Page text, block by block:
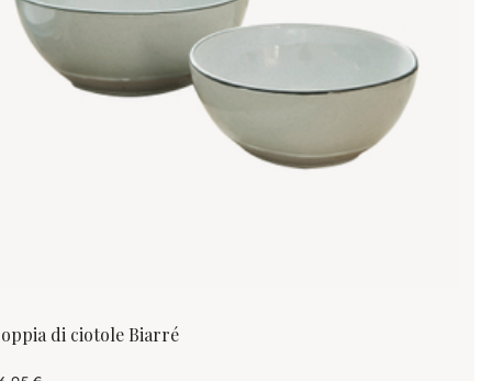
di ciotole Biarré